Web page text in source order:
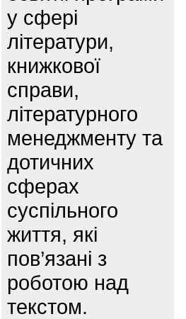
у сфері
літератури,
книжкової
справи,
літературного
менеджменту та
дотичних
сферах
суспільного
життя, які
пов’язані з
роботою над
текстом.